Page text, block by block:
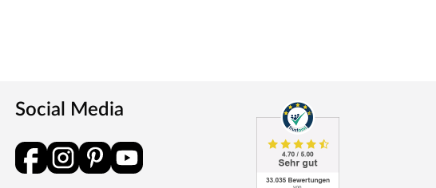
Social Media